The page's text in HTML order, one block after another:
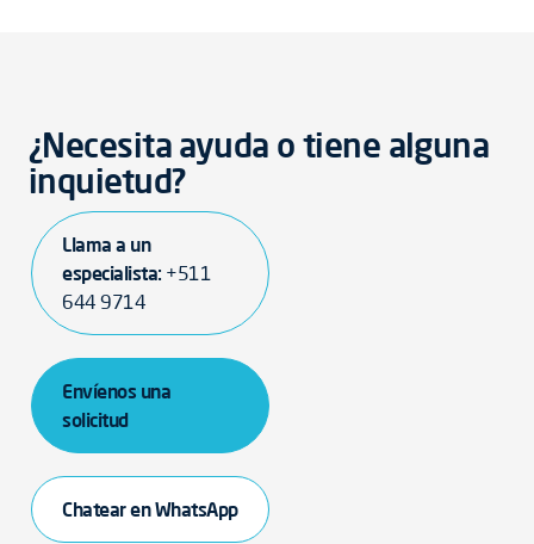
¿Necesita ayuda o tiene alguna
inquietud?
Llama a un
especialista: +511
644 9714
Envíenos una
solicitud
Chatear en WhatsApp